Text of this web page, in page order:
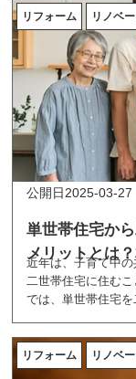
リフォーム リノベ
単世帯住宅か
メリットとは
2025-03-27
近年は、子育て中の
二世帯住宅に住む
では、単世帯住宅
リフォーム リノベ